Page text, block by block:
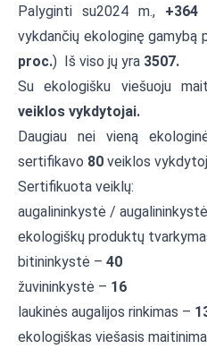
Palyginti su2024 m., +364
vykdančių ekologinę gamybą
proc.) Iš viso jų yra 3507.
Su ekologišku viešuoju
veiklos vykdytojai.
Daugiau nei vieną
sertifikavo 80 veiklos
Sertifikuota veiklų:
augalininkystė /
ekologiškų produktų
bitininkystė – 40
žuvininkystė – 16
laukinės augalijos rinkimas –
ekologiškas viešasis